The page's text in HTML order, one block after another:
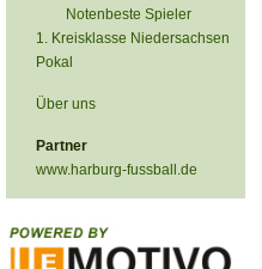
Notenbeste Spieler
1. Kreisklasse Niedersachsen
Pokal
Über uns
Partner
www.harburg-fussball.de